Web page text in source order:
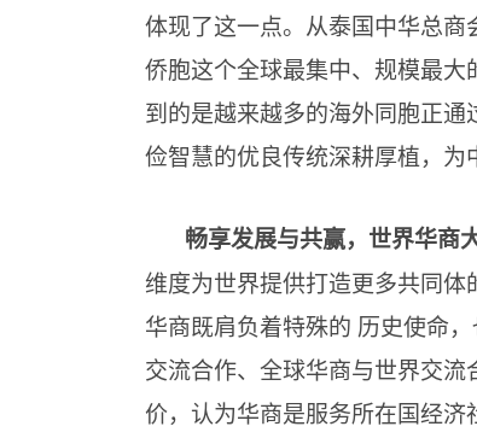
体现了这一点。从泰国中华总
侨胞这个全球最集中、规模最
到的是越来越多的海外同胞正
俭智慧的优良传统深耕厚植，为
畅享发展与共赢，世界华商
维度为世界提供打造更多共同
华商既肩负着特殊的 历史使命
交流合作、全球华商与世界交
价，认为华商是服务所在国经